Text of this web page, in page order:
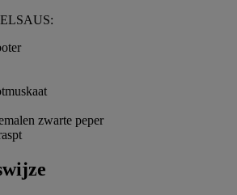
zwarte peper